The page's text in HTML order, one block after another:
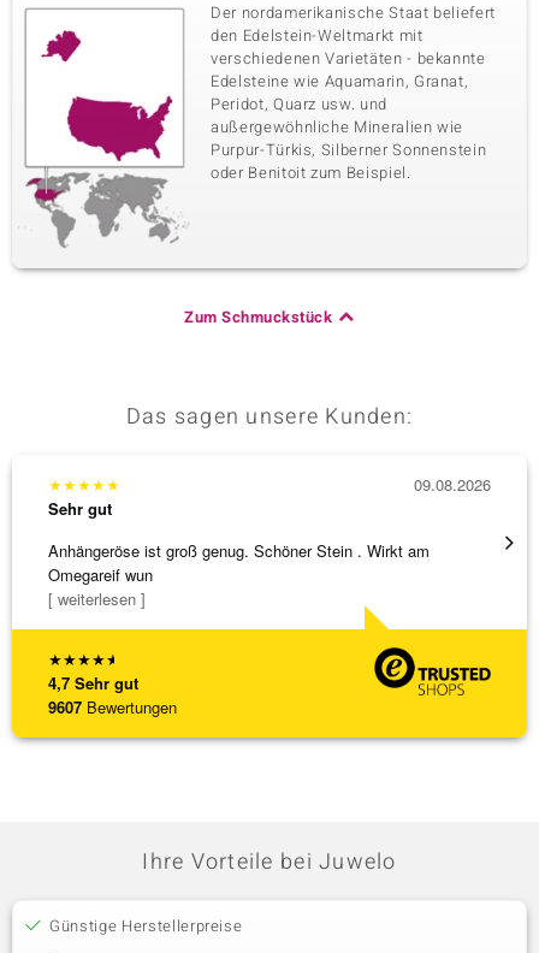
Der nordamerikanische Staat beliefert
den Edelstein-Weltmarkt mit
verschiedenen Varietäten - bekannte
Edelsteine wie Aquamarin, Granat,
Peridot, Quarz usw. und
außergewöhnliche Mineralien wie
Purpur-Türkis, Silberner Sonnenstein
oder Benitoit zum Beispiel.
Zum Schmuckstück
Das sagen unsere Kunden:
★★★★★
4,7 Sehr gut
9607 Bewertungen
★★★★★
Sehr gut
Anhängeröse ist groß genug. Schöner Stein . Wirkt am
Omegareif wun
[ weiterlesen ]
09.08.2026
3 x
Ihre Vorteile bei Juwelo
Günstige Herstellerpreise